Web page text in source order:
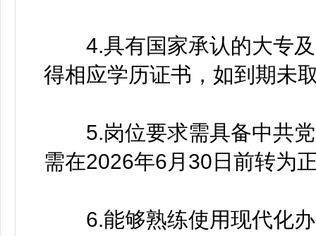
4.具有国家承认的大专及
得相应学历证书，如到期未
5.岗位要求需具备中共党
需在2026年6月30日前转为
6.能够熟练使用现代化办